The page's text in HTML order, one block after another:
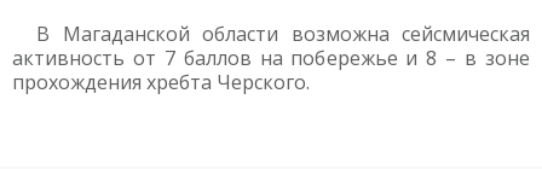
В Магаданской области возможна сейсмическая
активность от 7 баллов на побережье и 8 – в зоне
прохождения хребта Черского.